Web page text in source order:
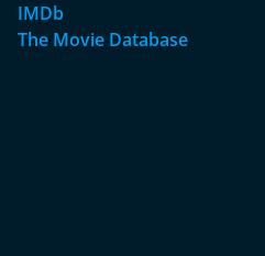
IMDb
The Movie Database